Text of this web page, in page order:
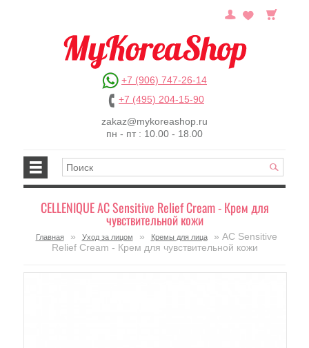
+7 (906) 747-26-14
+7 (495) 204-15-90
zakaz@mykoreashop.ru
пн - пт : 10.00 - 18.00
CELLENIQUE AC Sensitive Relief Cream - Крем для
чувствительной кожи
Главная » Уход за лицом » Кремы для лица
» AC Sensitive
Relief Cream - Крем для чувствительной кожи